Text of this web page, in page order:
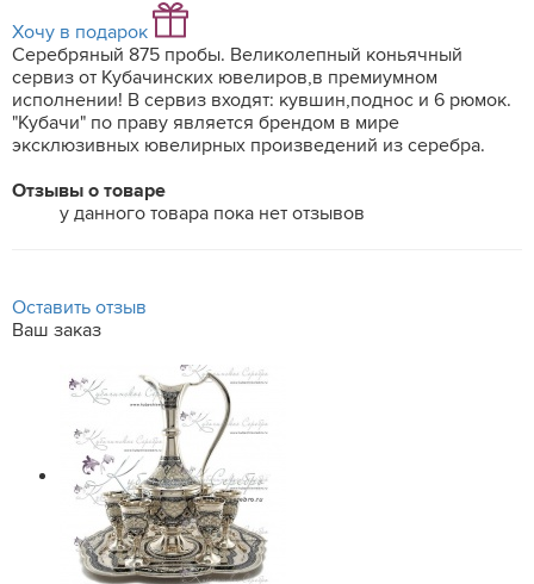
Хочу в подарок
Серебряный 875 пробы. Великолепный коньячный
сервиз от Кубачинских ювелиров,в премиумном
исполнении! В сервиз входят: кувшин,поднос и 6 рюмок.
"Кубачи" по праву является брендом в мире
эксклюзивных ювелирных произведений из серебра.
Отзывы о товаре
у данного товара пока нет отзывов
Оставить отзыв
Ваш заказ